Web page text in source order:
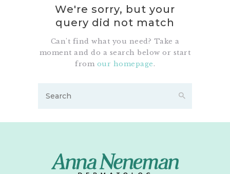
We're sorry, but your
query did not match
Can't find what you need? Take a
moment and do a search below or start
from our homepage.